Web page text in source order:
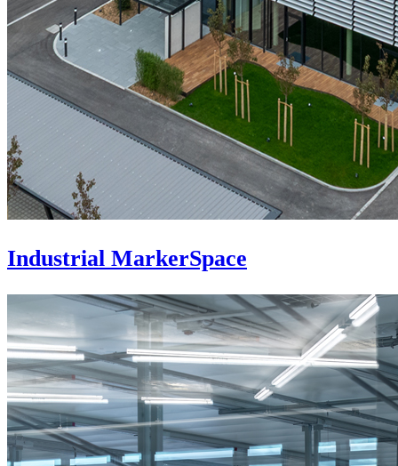
Industrial MarkerSpace